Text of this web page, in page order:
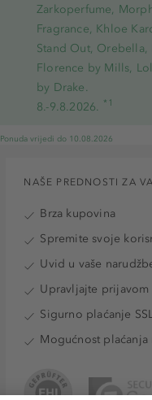
Zarkoperfume,
Fragrance, Khloe
Stand Out, Orebella,
Florence by Mills,
by Drake.
8.-9.8.2026. *1
Ponuda vrijedi do 10.08.2026
NAŠE PREDNOSTI ZA
Brza kupovina
Spremite svoje
Uvid u vaše
Upravljajte prijavom
Sigurno plaćanje
Mogućnost plaćanja